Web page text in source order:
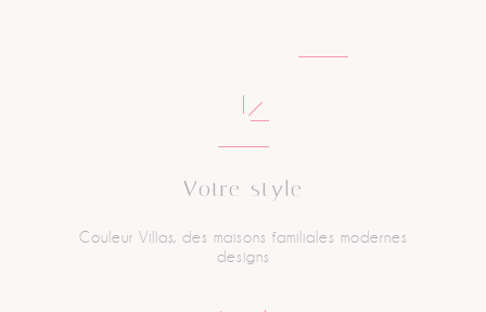
Votre style
Couleur Villas, des maisons familiales modernes
designs